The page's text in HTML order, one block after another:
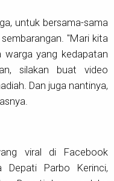
untuk bersama-sama
"Mari kita
warga yang kedapatan
silakan buat video
Dan juga nantinya,
viral di Facebook
Depati Parbo Kerinci,